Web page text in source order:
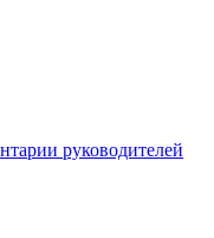
руководителей